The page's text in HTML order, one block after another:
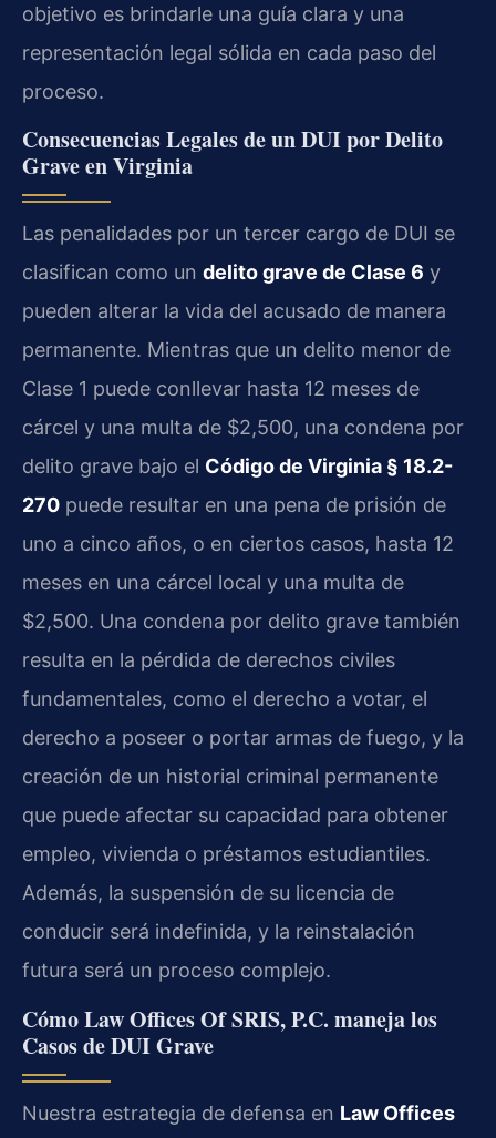
objetivo es brindarle una guía clara y una
representación legal sólida en cada paso del
proceso.
Consecuencias Legales de un DUI por Delito
Grave en Virginia
Las penalidades por un tercer cargo de DUI se
clasifican como un delito grave de Clase 6 y
pueden alterar la vida del acusado de manera
permanente. Mientras que un delito menor de
Clase 1 puede conllevar hasta 12 meses de
cárcel y una multa de $2,500, una condena por
delito grave bajo el Código de Virginia § 18.2-
270 puede resultar en una pena de prisión de
uno a cinco años, o en ciertos casos, hasta 12
meses en una cárcel local y una multa de
$2,500. Una condena por delito grave también
resulta en la pérdida de derechos civiles
fundamentales, como el derecho a votar, el
derecho a poseer o portar armas de fuego, y la
creación de un historial criminal permanente
que puede afectar su capacidad para obtener
empleo, vivienda o préstamos estudiantiles.
Además, la suspensión de su licencia de
conducir será indefinida, y la reinstalación
futura será un proceso complejo.
Cómo Law Offices Of SRIS, P.C. maneja los
Casos de DUI Grave
Nuestra estrategia de defensa en Law Offices